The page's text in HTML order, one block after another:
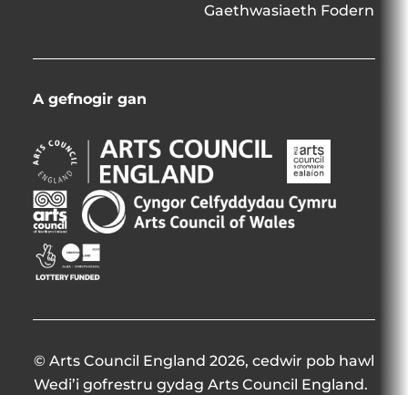
Gaethwasiaeth Fodern
A gefnogir gan
Arts
Council
England
Opens
in
new
window
Arts
Council
Northern
Ireland
Creative
Scotland
Opens
in
Arts
Council
of
Wales
window
Opens
in
window
© Arts Council England 2026, cedwir pob hawl
Wedi’i gofrestru gydag Arts Council England.